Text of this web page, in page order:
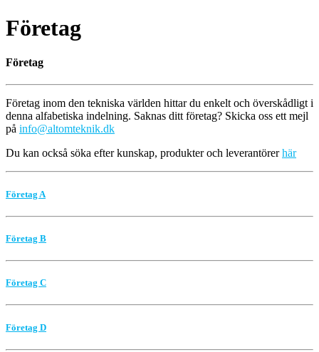
Företag
Företag
Företag inom den tekniska världen hittar du enkelt och överskådligt i
denna alfabetiska indelning. Saknas ditt företag? Skicka oss ett mejl
på info@altomteknik.dk
Du kan också söka efter kunskap, produkter och leverantörerhär
Företag A
Företag B
Företag C
Företag D